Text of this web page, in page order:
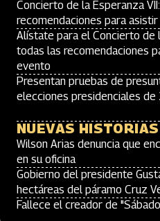
Concierto de la Esperanza
recomendaciones para
Alístate para el Concierto de
todas las recomendaciones
evento
Presentan pruebas de
elecciones presidenciales
NUEVAS HISTORIAS
Wilson Arias denuncia que
en su oficina
Gobierno del presidente
hectáreas del páramo Cruz
Fallece el creador de